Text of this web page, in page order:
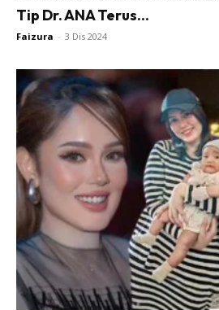
Tip Dr. ANA Terus...
Faizura - 3 Dis 2024